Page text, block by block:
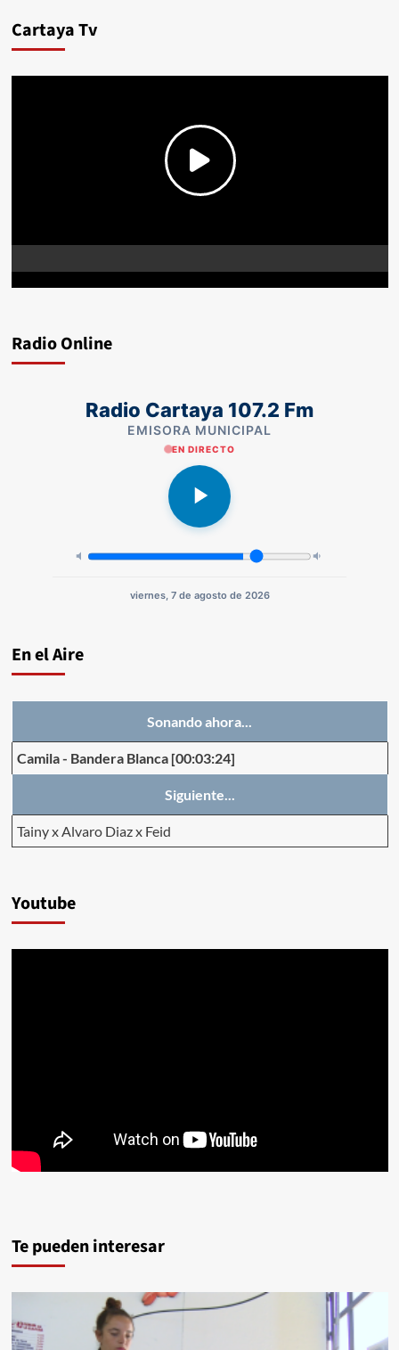
Cartaya Tv
Radio Online
Radio Cartaya 107.2 Fm
EMISORA MUNICIPAL
EN DIRECTO
viernes, 7 de agosto de 2026
En el Aire
Sonando ahora...
Camila- Bandera Blanca [00:03:24]
Siguiente...
Tainy x Alvaro Diaz x Feid
Youtube
Te pueden interesar